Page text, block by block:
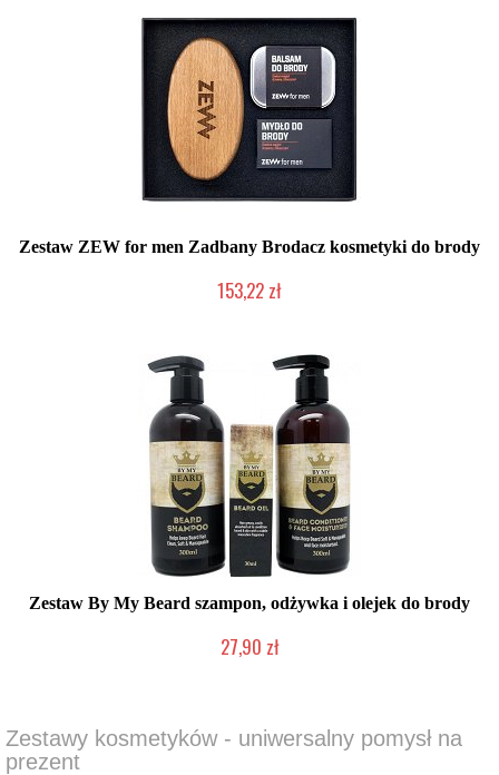
Zestaw ZEW for men Zadbany Brodacz kosmetyki do brody
153,22 zł
Zestaw By My Beard szampon, odżywka i olejek do brody
27,90 zł
Zestawy kosmetyków - uniwersalny pomysł na
prezent